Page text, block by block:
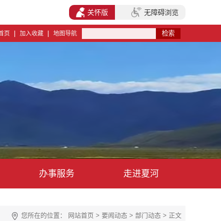
页 | 加入收藏 | 地图导航
办事服务 走进夏河
您所在的位置： 网站首页 > 要闻动态 > 部门动态 > 正文
关怀版 无障碍浏览